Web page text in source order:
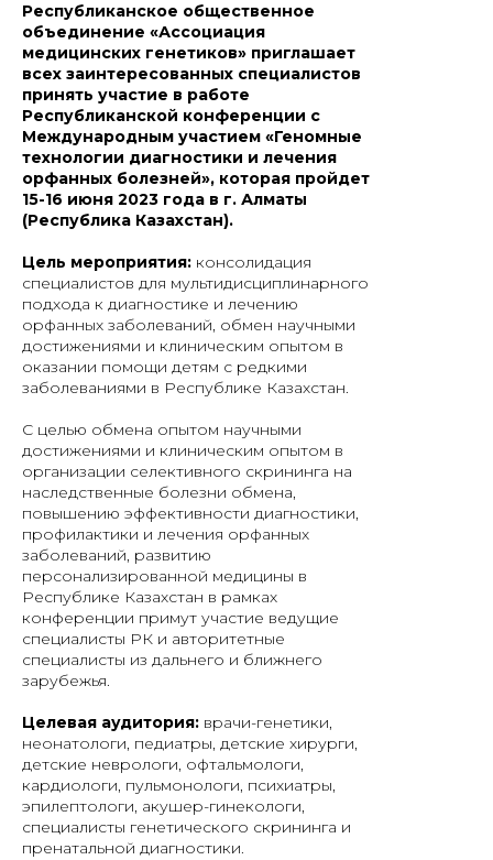
Республиканское общественное
объединение «Ассоциация
медицинских генетиков» приглашает
всех заинтересованных специалистов
принять участие в работе
Республиканской конференции с
Международным участием «Геномные
технологии диагностики и лечения
орфанных болезней», которая пройдет
15-16 июня 2023 года в г. Алматы
(Республика Казахстан).
Цель мероприятия: консолидация
специалистов для мультидисциплинарного
подхода к диагностике и лечению
орфанных заболеваний, обмен научными
достижениями и клиническим опытом в
оказании помощи детям с редкими
заболеваниями в Республике Казахстан.
С целью обмена опытом научными
достижениями и клиническим опытом в
организации селективного скрининга на
наследственные болезни обмена,
повышению эффективности диагностики,
профилактики и лечения орфанных
заболеваний, развитию
персонализированной медицины в
Республике Казахстан в рамках
конференции примут участие ведущие
специалисты РК и авторитетные
специалисты из дальнего и ближнего
зарубежья.
Целевая аудитория: врачи-генетики,
неонатологи, педиатры, детские хирурги,
детские неврологи, офтальмологи,
кардиологи, пульмонологи, психиатры,
эпилептологи, акушер-гинекологи,
специалисты генетического скрининга и
пренатальной диагностики.